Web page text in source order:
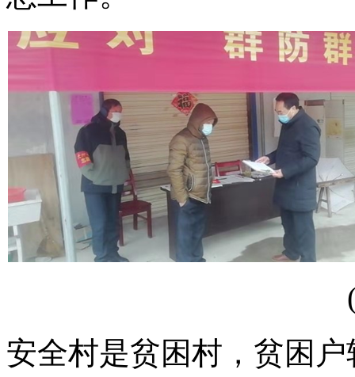
安全村是贫困村，贫困